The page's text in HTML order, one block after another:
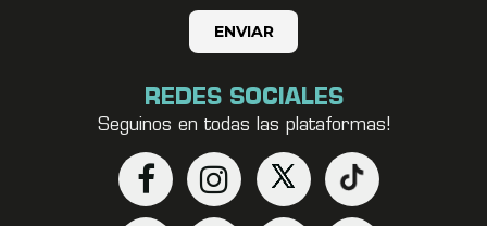
REDES SOCIALES
Seguinos en todas las plataformas!